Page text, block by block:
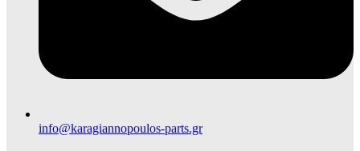
info@karagiannopoulos-parts.gr